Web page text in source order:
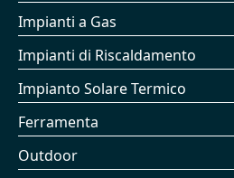
Impianti a Gas
Impianti di Riscaldamento
Impianto Solare Termico
Ferramenta
Outdoor